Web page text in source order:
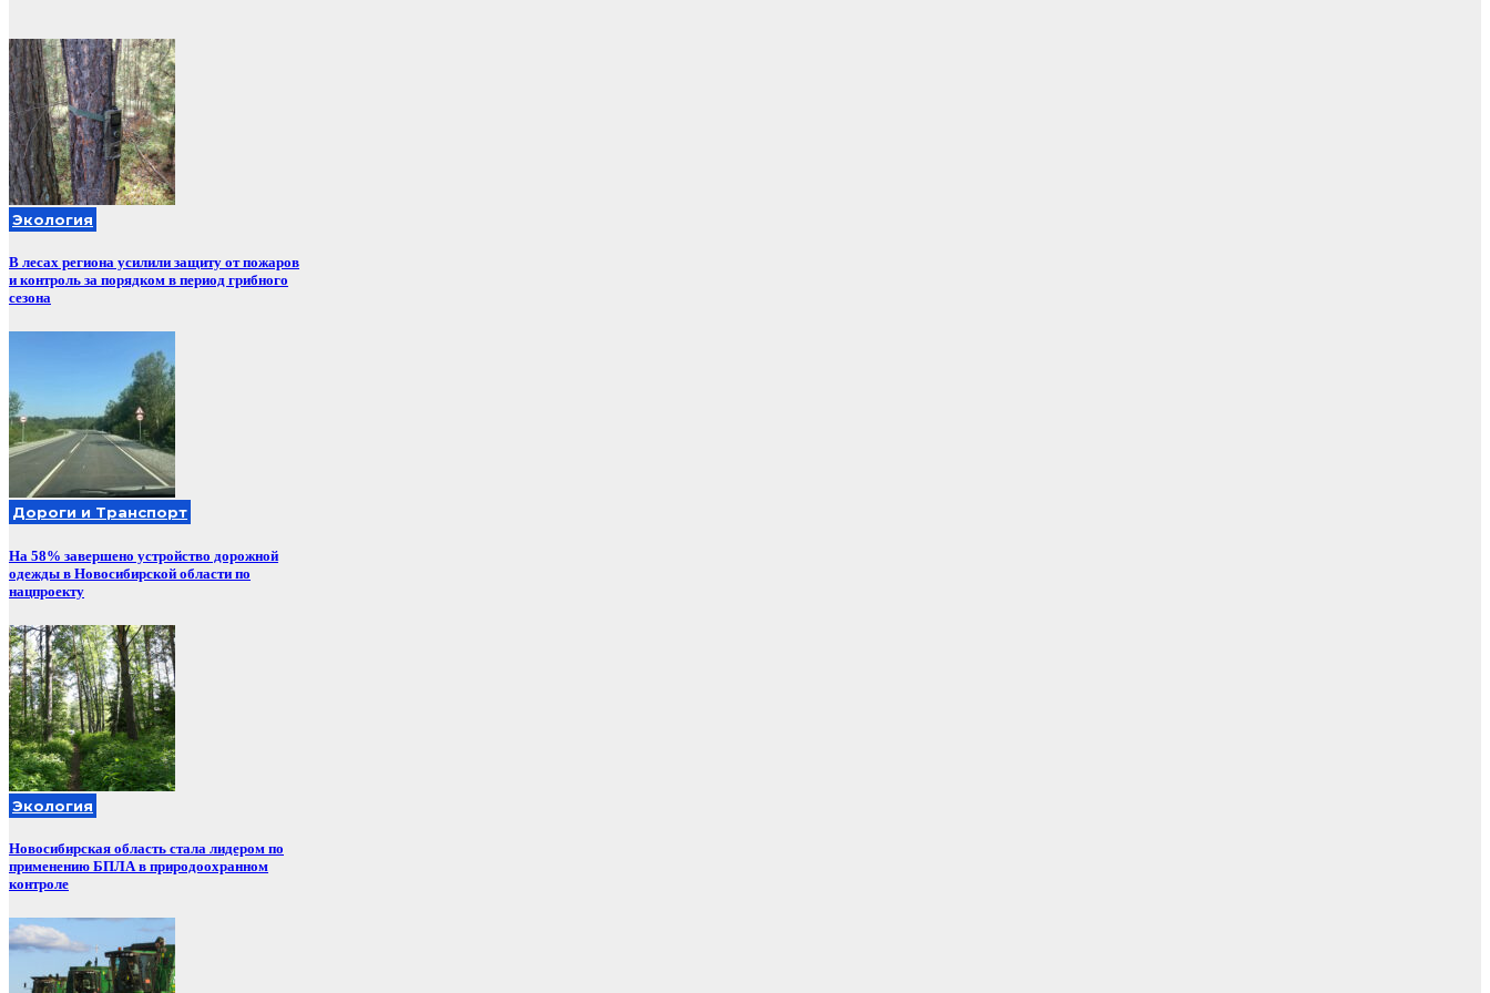
Экология
В лесах региона усилили защиту от пожаров
и контроль за порядком в период грибного
сезона
Дороги и Транспорт
На 58% завершено устройство дорожной
одежды в Новосибирской области по
нацпроекту
Экология
Новосибирская область стала лидером по
применению БПЛА в природоохранном
контроле